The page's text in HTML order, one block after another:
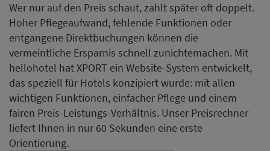
Wer nur auf den Preis schaut, zahlt später oft doppelt.
Hoher Pflegeaufwand, fehlende Funktionen oder
entgangene Direktbuchungen können die
vermeintliche Ersparnis schnell zunichtemachen. Mit
hellohotel hat XPORT ein Website-System entwickelt,
das speziell für Hotels konzipiert wurde: mit allen
wichtigen Funktionen, einfacher Pflege und einem
fairen Preis-Leistungs-Verhältnis. Unser Preisrechner
liefert Ihnen in nur 60 Sekunden eine erste
Orientierung.